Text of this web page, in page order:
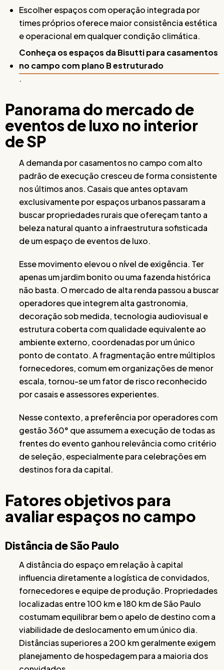
Escolher espaços com operação integrada por
times próprios oferece maior consistência estética
e operacional em qualquer condição climática.
Conheça os espaços da Bisutti para casamentos
no campo com plano B estruturado
.
Panorama do mercado de
eventos de luxo no interior
de SP
A demanda por casamentos no campo com alto
padrão de execução cresceu de forma consistente
nos últimos anos. Casais que antes optavam
exclusivamente por espaços urbanos passaram a
buscar propriedades rurais que ofereçam tanto a
beleza natural quanto a infraestrutura sofisticada
de um espaço de eventos de luxo.
Esse movimento elevou o nível de exigência. Ter
apenas um jardim bonito ou uma fazenda histórica
não basta. O mercado de alta renda passou a buscar
operadores que integrem alta gastronomia,
decoração sob medida, tecnologia audiovisual e
estrutura coberta com qualidade equivalente ao
ambiente externo, coordenadas por um único
ponto de contato. A fragmentação entre múltiplos
fornecedores, comum em organizações de menor
escala, tornou-se um fator de risco reconhecido
por casais e assessores experientes.
Nesse contexto, a preferência por operadores com
gestão 360° que assumem a execução de todas as
frentes do evento ganhou relevância como critério
de seleção, especialmente para celebrações em
destinos fora da capital.
Fatores objetivos para
avaliar espaços no campo
Distância de São Paulo
A distância do espaço em relação à capital
influencia diretamente a logística de convidados,
fornecedores e equipe de produção. Propriedades
localizadas entre 100 km e 180 km de São Paulo
costumam equilibrar bem o apelo de destino com a
viabilidade de deslocamento em um único dia.
Distâncias superiores a 200 km geralmente exigem
planejamento de hospedagem para a maioria dos